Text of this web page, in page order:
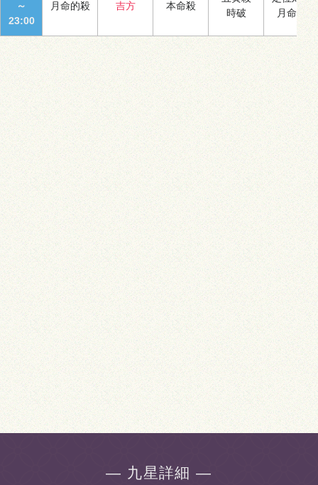
～
23:00
月命的殺 吉方 本命殺
時破
月命殺
― 九星詳細 ―